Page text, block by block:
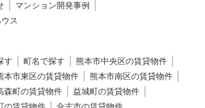
マンション開発事例
ス
す 町名で探す
熊本市中央区の賃貸物件
本市東区の賃貸物件
熊本市南区の賃貸物件
森町の賃貸物件
益城町の賃貸物件